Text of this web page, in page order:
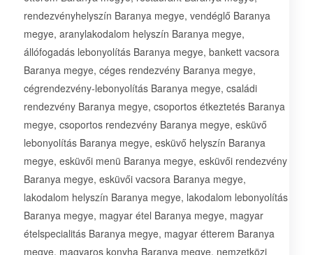
rendezvényhelyszín Baranya megye, vendéglő Baranya
megye, aranylakodalom helyszín Baranya megye,
állófogadás lebonyolítás Baranya megye, bankett vacsora
Baranya megye, céges rendezvény Baranya megye,
cégrendezvény-lebonyolítás Baranya megye, családi
rendezvény Baranya megye, csoportos étkeztetés Baranya
megye, csoportos rendezvény Baranya megye, esküvő
lebonyolítás Baranya megye, esküvő helyszín Baranya
megye, esküvői menü Baranya megye, esküvői rendezvény
Baranya megye, esküvői vacsora Baranya megye,
lakodalom helyszín Baranya megye, lakodalom lebonyolítás
Baranya megye, magyar étel Baranya megye, magyar
ételspecialitás Baranya megye, magyar étterem Baranya
megye, magyaros konyha Baranya megye, nemzetközi